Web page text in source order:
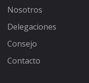
Nosotros
Delegaciones
Consejo
Contacto